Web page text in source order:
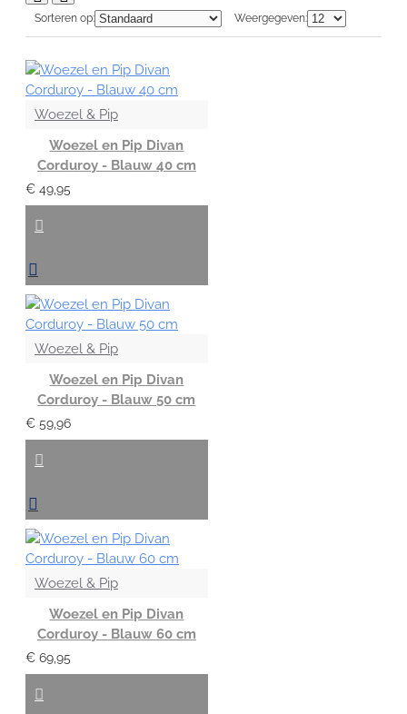
Sorteren op: Weergegeven:
Woezel & Pip
Woezel en Pip Divan
Corduroy - Blauw 40 cm
€ 49,95
Woezel & Pip
Woezel en Pip Divan
Corduroy - Blauw 50 cm
€ 59,96
Woezel & Pip
Woezel en Pip Divan
Corduroy - Blauw 60 cm
€ 69,95